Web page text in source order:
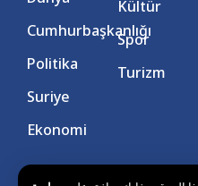
Cumhurbaşkanlığı
Politika
Suriye
Ekonomi
Kültür
Spor
Turizm